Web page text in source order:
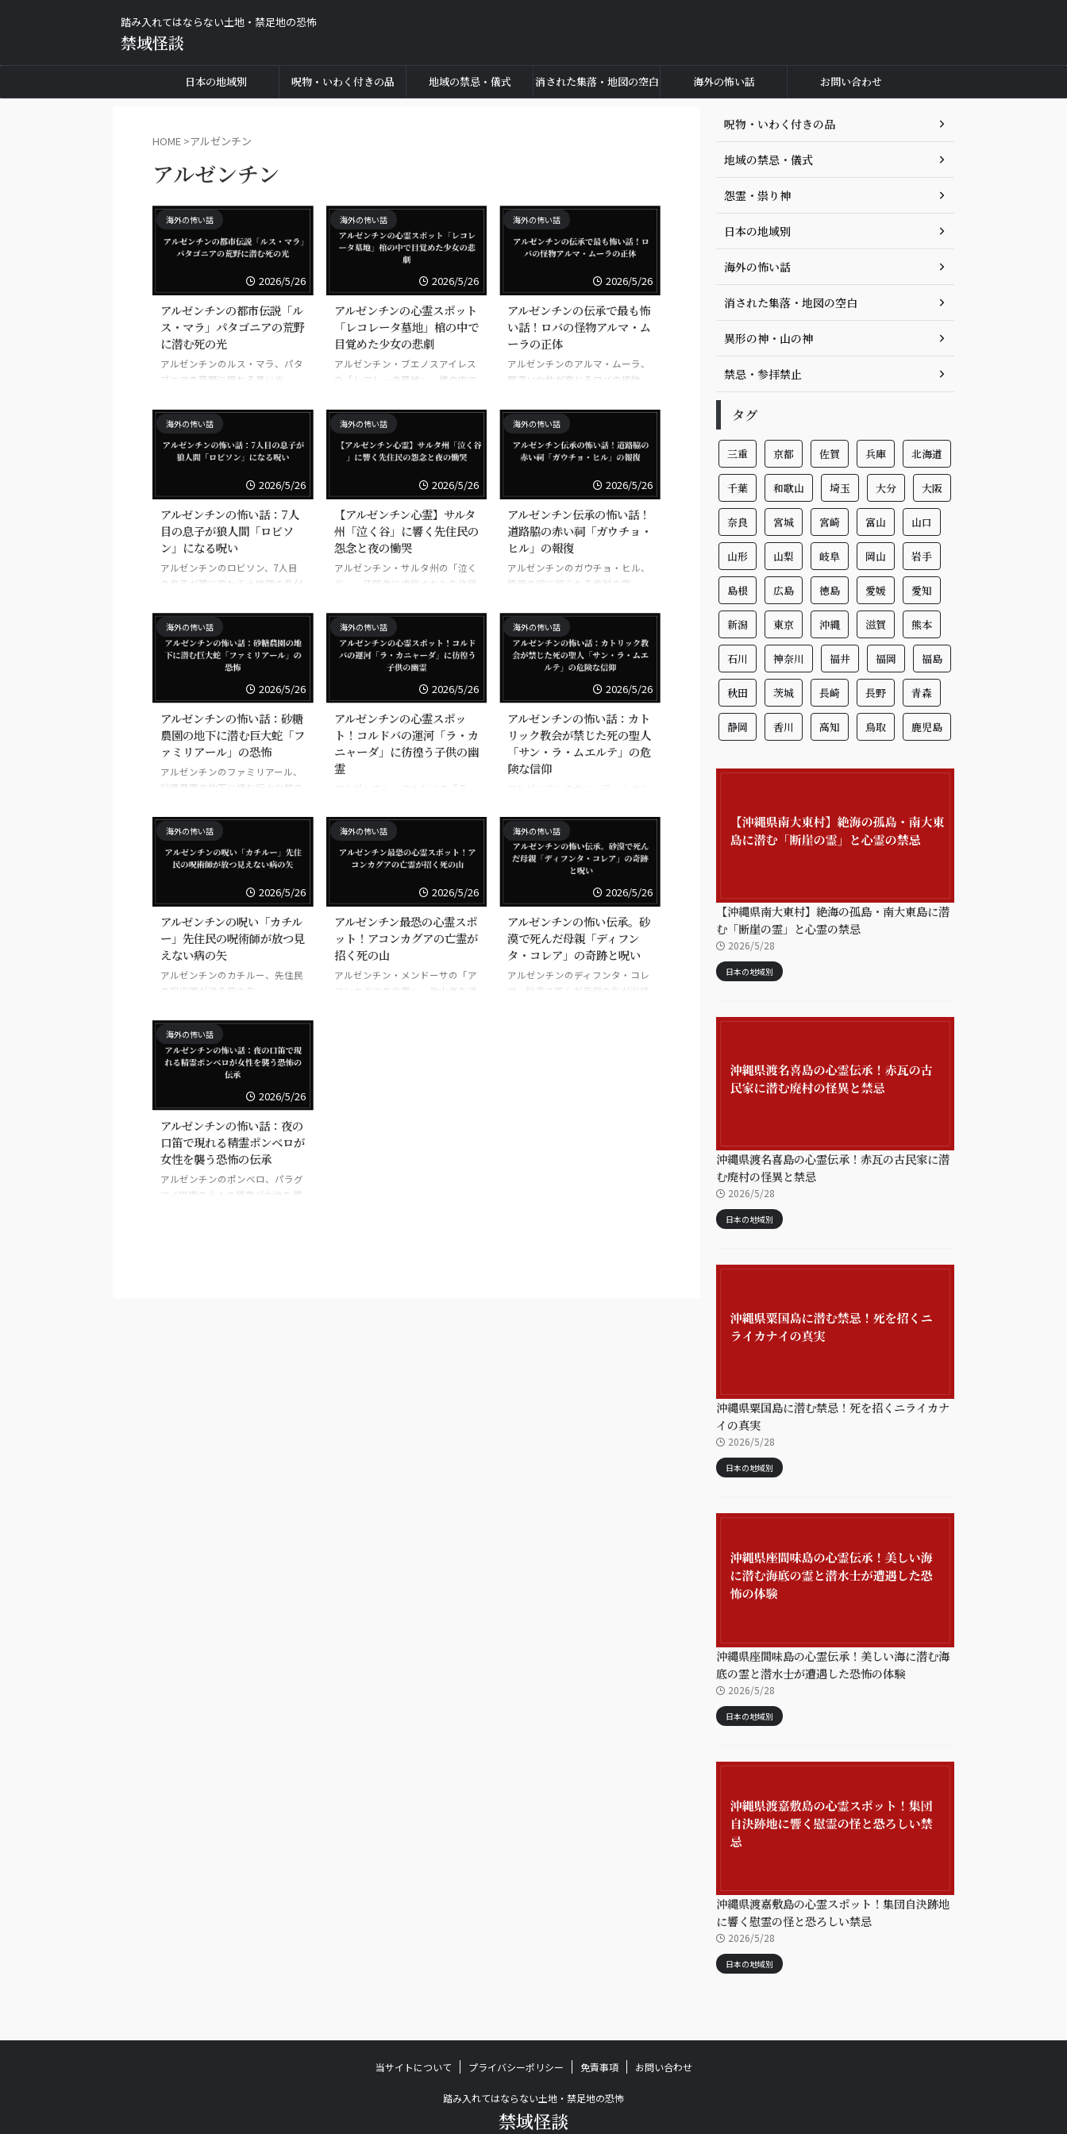
踏み入れてはならない土地・禁足地の恐怖
禁域怪談
日本の地域別 呪物・いわく付きの品 地域の禁忌・儀式 消された集落・地図の空白 海外の怖い話 お問い合わせ
HOME >アルゼンチン
アルゼンチン
海外の怖い話
2026/5/26
アルゼンチンの都市伝説「ル
ス・マラ」パタゴニアの荒野
に潜む死の光
アルゼンチンのルス・マラ、パタ
ゴニアの荒野に現れる悪い光
海外の怖い話
2026/5/26
アルゼンチンの心霊スポット
「レコレータ墓地」棺の中で
目覚めた少女の悲劇
アルゼンチン・ブエノスアイレス
の「レコレータ墓地」、棺の中で
海外の怖い話
2026/5/26
アルゼンチンの伝承で最も怖
い話！ロバの怪物アルマ・ム
ーラの正体
アルゼンチンのアルマ・ムーラ、
罪深い女性が変じるロバの怪物
海外の怖い話
2026/5/26
アルゼンチンの怖い話：7人
目の息子が狼人間「ロビソ
ン」になる呪い
アルゼンチンのロビソン、7人目
の息子が狼に変わる大統領の名付
海外の怖い話
2026/5/26
【アルゼンチン心霊】サルタ
州「泣く谷」に響く先住民の
怨念と夜の慟哭
アルゼンチン・サルタ州の「泣く
谷」、征服者に虐殺された先住民
海外の怖い話
2026/5/26
アルゼンチン伝承の怖い話！
道路脇の赤い祠「ガウチョ・
ヒル」の報復
アルゼンチンのガウチョ・ヒル、
路傍の祠に祀られる義賊の霊
海外の怖い話
2026/5/26
アルゼンチンの怖い話：砂糖
農園の地下に潜む巨大蛇「フ
ァミリアール」の恐怖
アルゼンチンのファミリアール、
砂糖農園の地下に棲む巨大な蛇の
海外の怖い話
2026/5/26
アルゼンチンの心霊スポッ
ト！コルドバの運河「ラ・カ
ニャーダ」に彷徨う子供の幽
霊
アルゼンチン・コルドバの「ラ・
だ子供たち
海外の怖い話
2026/5/26
アルゼンチンの怖い話：カト
リック教会が禁じた死の聖人
「サン・ラ・ムエルテ」の危
険な信仰
アルゼンチンのサン・ラ・ムエル
仰
海外の怖い話
2026/5/26
アルゼンチンの呪い「カチル
ー」先住民の呪術師が放つ見
えない病の矢
アルゼンチンのカチルー、先住民
の呪術師が送る病の矢
海外の怖い話
2026/5/26
アルゼンチン最恐の心霊スポ
ット！アコンカグアの亡霊が
招く死の山
アルゼンチン・メンドーサの「ア
コンカグアの亡霊」、登山者を道
海外の怖い話
2026/5/26
アルゼンチンの怖い伝承。砂
漠で死んだ母親「ディフン
タ・コレア」の奇跡と呪い
アルゼンチンのディフンタ・コレ
ア、砂漠で死んだ母親の乳が出続
海外の怖い話
2026/5/26
アルゼンチンの怖い話：夜の
口笛で現れる精霊ポンベロが
女性を襲う恐怖の伝承
アルゼンチンのポンベロ、パラグ
アイ国境の小人の精霊が女性を襲
呪物・いわく付きの品
地域の禁忌・儀式
怨霊・祟り神
日本の地域別
海外の怖い話
消された集落・地図の空白
異形の神・山の神
禁忌・参拝禁止
タグ
三重 京都 佐賀 兵庫 北海道
千葉 和歌山 埼玉 大分 大阪
奈良 宮城 宮崎 富山 山口
山形 山梨 岐阜 岡山 岩手
島根 広島 徳島 愛媛 愛知
新潟 東京 沖縄 滋賀 熊本
石川 神奈川 福井 福岡 福島
秋田 茨城 長崎 長野 青森
静岡 香川 高知 鳥取 鹿児島
【沖縄県南大東村】絶海の孤島・南大東島に潜
む「断崖の霊」と心霊の禁忌
2026/5/28
日本の地域別
沖縄県渡名喜島の心霊伝承！赤瓦の古民家に潜
む廃村の怪異と禁忌
2026/5/28
日本の地域別
沖縄県粟国島に潜む禁忌！死を招くニライカナ
イの真実
2026/5/28
日本の地域別
沖縄県座間味島の心霊伝承！美しい海に潜む海
底の霊と潜水士が遭遇した恐怖の体験
2026/5/28
日本の地域別
沖縄県渡嘉敷島の心霊スポット！集団自決跡地
に響く慰霊の怪と恐ろしい禁忌
2026/5/28
日本の地域別
当サイトについて プライバシーポリシー 免責事項 お問い合わせ
踏み入れてはならない土地・禁足地の恐怖
禁域怪談